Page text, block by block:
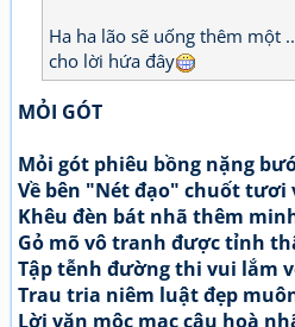
Ha ha lão sẽ uống thêm một
cho lời hứa đây
MỎI GÓT
Mỏi gót phiêu bồng nặng
Về bên "Nét đạo" chuốt tươi
Khêu đèn bát nhã thêm
Gỏ mõ vô tranh được tỉnh
Tập tễnh đường thi vui lắm
Trau tria niêm luật đẹp
Lời văn mộc mạc câu hoà